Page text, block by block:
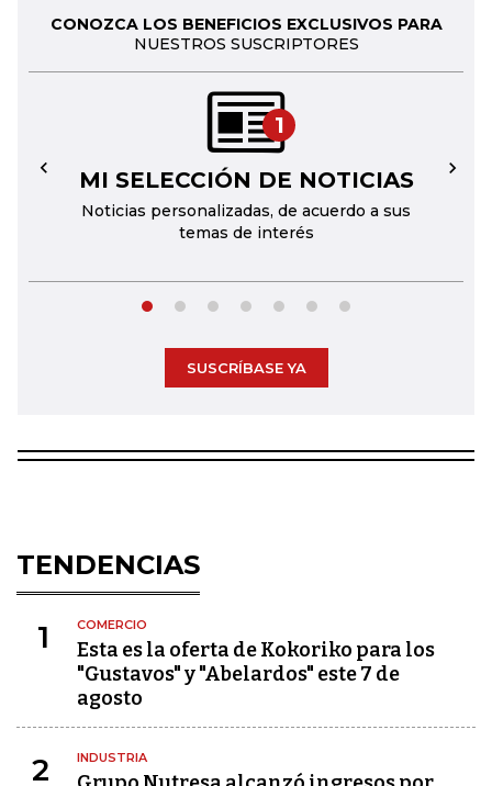
CONOZCA LOS BENEFICIOS EXCLUSIVOS PARA
NUESTROS SUSCRIPTORES
1
MI SELECCIÓN DE NOTICIAS
Noticias personalizadas, de acuerdo a sus
temas de interés
← →
SUSCRÍBASE YA
TENDENCIAS
1 COMERCIO
Esta es la oferta de Kokoriko para los
"Gustavos" y "Abelardos" este 7 de
agosto
2 INDUSTRIA